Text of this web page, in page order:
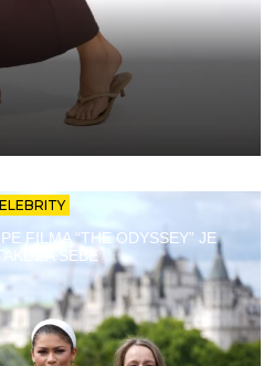
FILMA “THE ODYSSEY” JE
ZA SEBE